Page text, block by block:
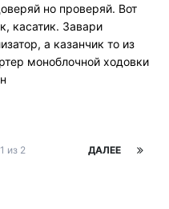
но проверяй. Вот
касатик. Завари
а казанчик то из
моноблочной ходовки
ДАЛЕЕ
из 2